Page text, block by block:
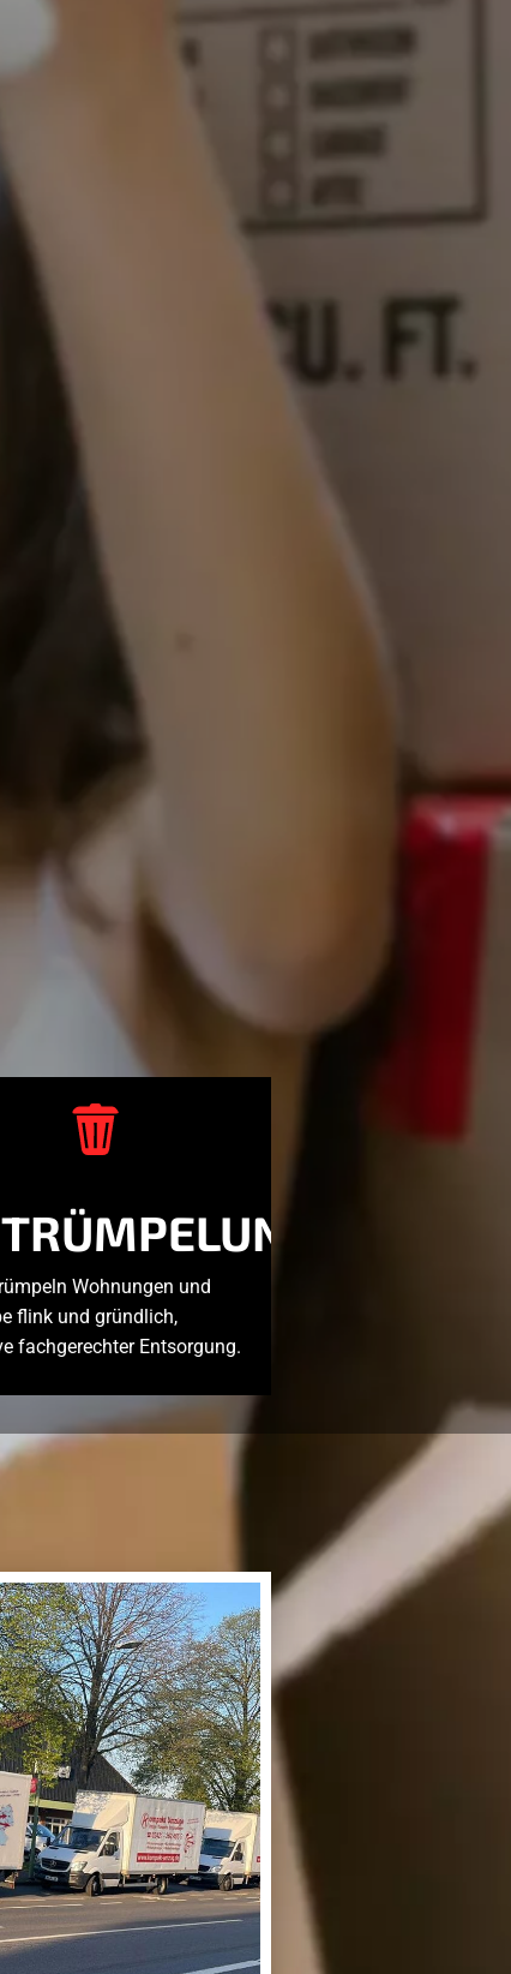
Wohnungen und
flink und gründlich,
fachgerechter Entsorgung.